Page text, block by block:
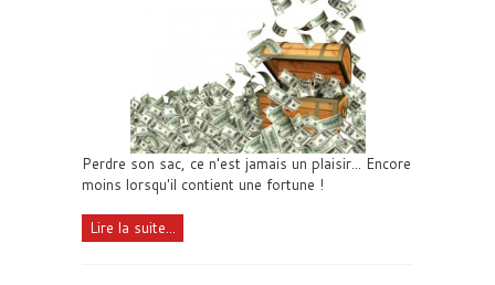
Perdre son sac, ce n'est jamais un plaisir... Encore
moins lorsqu'il contient une fortune !
Lire la suite...